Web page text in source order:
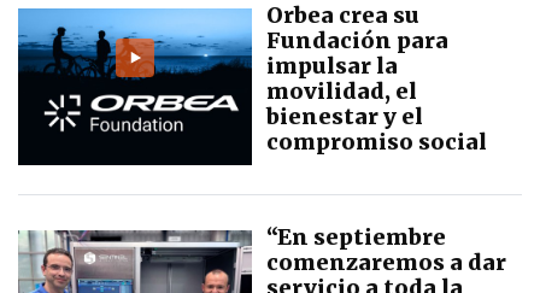
Orbea crea su
Fundación para
impulsar la
movilidad, el
bienestar y el
compromiso social
“En septiembre
comenzaremos a dar
servicio a toda la